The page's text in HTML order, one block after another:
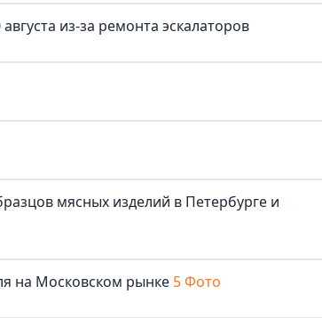
из-за ремонта эскалаторов
мясных изделий в Петербурге и
на Московском рынке 5 Фото